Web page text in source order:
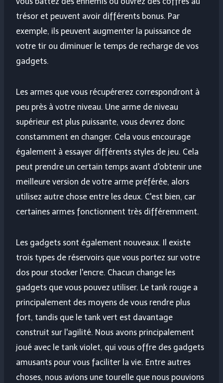
trésor et peuvent avoir différents bonus. Par
exemple, ils peuvent augmenter la puissance de
votre tir ou diminuer le temps de recharge de vos
gadgets.
Les armes que vous récupérerez correspondront à
peu près à votre niveau. Une arme de niveau
supérieur est plus puissante, vous devrez donc
constamment en changer. Cela vous encourage
également à essayer différents styles de jeu. Cela
peut prendre un certain temps avant d'obtenir une
meilleure version de votre arme préférée, alors
utilisez autre chose entre les deux. C'est bien, car
certaines armes fonctionnent très différemment.
Les gadgets sont également nouveaux. Il existe
trois types de réservoirs que vous portez sur votre
dos pour stocker l'encre. Chacun change les
gadgets que vous pouvez utiliser. Le tank rouge a
principalement des moyens de vous rendre plus
fort, tandis que le tank vert est davantage
construit sur l'agilité. Nous avons principalement
joué avec le tank violet, qui vous offre des gadgets
amusants pour vous faciliter la vie. Entre autres
choses, nous avions une tourelle que nous pouvions